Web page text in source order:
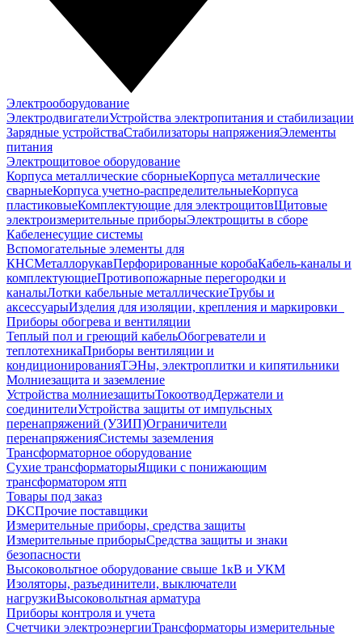
Электрооборудование
ЭлектродвигателиУстройства электропитания и стабилизации
Зарядные устройстваСтабилизаторы напряженияЭлементы
питания
Электрощитовое оборудование
Корпуса металлические сборныеКорпуса металлические
сварныеКорпуса учетно-распределительныеКорпуса
пластиковыеКомплектующие для электрощитовЩитовые
электроизмерительные приборыЭлектрощиты в сборе
Кабеленесущие системы
Вспомогательные элементы для
КНСМеталлорукавПерфорированные коробаКабель-каналы и
комплектующиеПротивопожарные перегородки и
каналыЛотки кабельные металлическиеТрубы и
аксессуарыИзделия для изоляции, крепления и маркировки
Приборы обогрева и вентиляции
Теплый пол и греющий кабельОбогреватели и
теплотехникаПриборы вентиляции и
кондиционированияТЭНы, электроплитки и кипятильники
Молниезащита и заземление
Устройства молниезащитыТокоотводДержатели и
соединителиУстройства защиты от импульсных
перенапряжений (УЗИП)Ограничители
перенапряженияСистемы заземления
Трансформаторное оборудование
Сухие трансформаторыЯщики с понижающим
трансформатором ятп
Товары под заказ
DKCПрочие поставщики
Измерительные приборы, средства защиты
Измерительные приборыСредства защиты и знаки
безопасности
Высоковольтное оборудование свыше 1кВ и УКМ
Изоляторы, разъединители, выключатели
нагрузкиВысоковольтная арматура
Приборы контроля и учета
Счетчики электроэнергииТрансформаторы измерительные